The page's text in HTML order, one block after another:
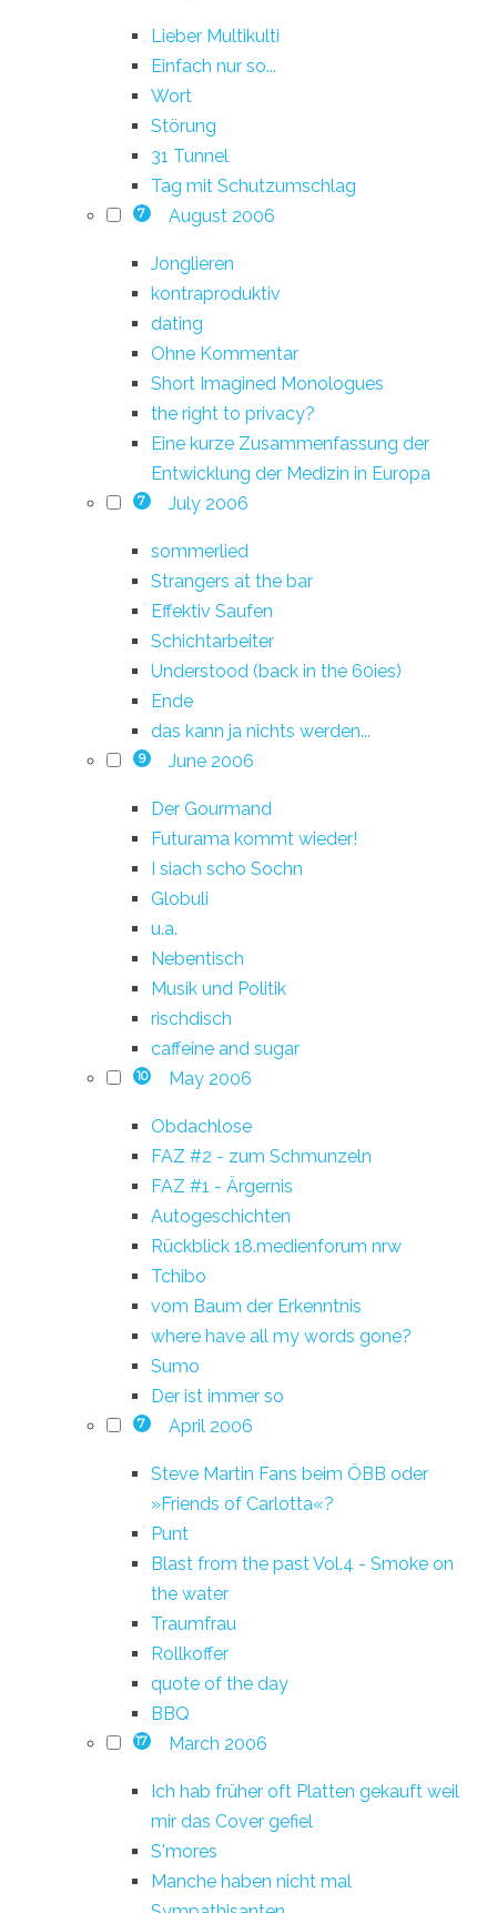
Lieber Multikulti
Einfach nur so...
Wort
Störung
31 Tunnel
Tag mit Schutzumschlag
7 August 2006
Jonglieren
kontraproduktiv
dating
Ohne Kommentar
Short Imagined Monologues
the right to privacy?
Eine kurze Zusammenfassung der
Entwicklung der Medizin in Europa
7 July 2006
sommerlied
Strangers at the bar
Effektiv Saufen
Schichtarbeiter
Understood (back in the 60ies)
Ende
das kann ja nichts werden...
9 June 2006
Der Gourmand
Futurama kommt wieder!
I siach scho Sochn
Globuli
u.a.
Nebentisch
Musik und Politik
rischdisch
caffeine and sugar
10 May 2006
Obdachlose
FAZ #2 - zum Schmunzeln
FAZ #1 - Ärgernis
Autogeschichten
Rückblick 18.medienforum nrw
Tchibo
vom Baum der Erkenntnis
where have all my words gone?
Sumo
Der ist immer so
7 April 2006
Steve Martin Fans beim ÖBB oder
»Friends of Carlotta«?
Punt
Blast from the past Vol.4 - Smoke on
the water
Traumfrau
Rollkoffer
quote of the day
BBQ
17 March 2006
Ich hab früher oft Platten gekauft weil
mir das Cover gefiel
S'mores
Manche haben nicht mal